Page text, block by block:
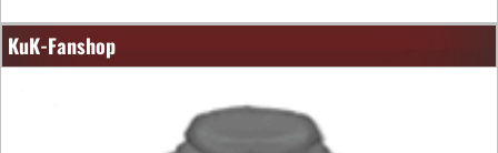
KuK-Fanshop